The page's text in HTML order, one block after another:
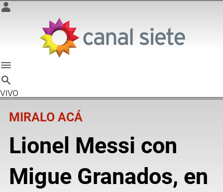
VIVO
MIRALO ACÁ
Lionel Messi con
Migue Granados, en